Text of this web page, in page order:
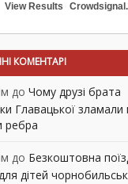
View Results
КОМЕНТАРІ
до Чому друзі брата
Главацької
ребра
до Безкоштовна
дітей